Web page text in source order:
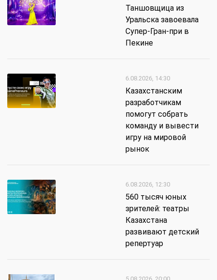
Таншовщица из
Уральска завоевала
Супер-Гран-при в
Пекине
6.08.2026, 14:30
Казахстанским
разработчикам
помогут собрать
команду и вывести
игру на мировой
рынок
6.08.2026, 12:30
560 тысяч юных
зрителей: театры
Казахстана
развивают детский
репертуар